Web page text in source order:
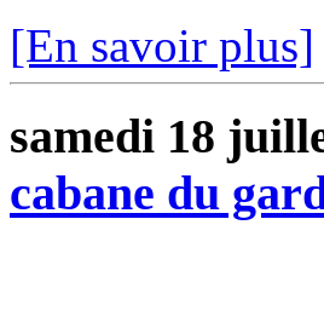
[En savoir plus]
samedi 18
cabane du